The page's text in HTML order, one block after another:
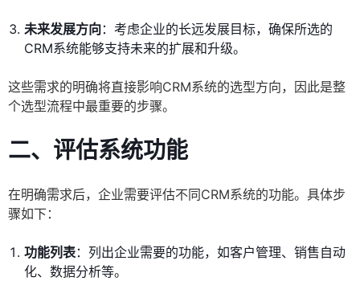
未来发展方向：考虑企业的长远发展目标，确保所选的
CRM系统能够支持未来的扩展和升级。
这些需求的明确将直接影响CRM系统的选型方向，因此是整
个选型流程中最重要的步骤。
二、评估系统功能
在明确需求后，企业需要评估不同CRM系统的功能。具体步
骤如下：
功能列表：列出企业需要的功能，如客户管理、销售自动
化、数据分析等。